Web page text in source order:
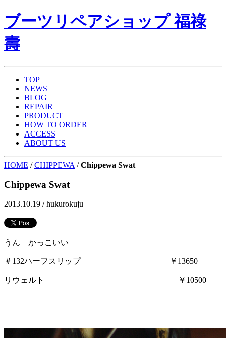
ブーツリペアショップ 福祿
壽
TOP
NEWS
BLOG
REPAIR
PRODUCT
HOW TO ORDER
ACCESS
ABOUT US
HOME /CHIPPEWA /Chippewa Swat
Chippewa Swat
2013.10.19 /hukurokuju
うん かっこいい
＃132ハーフスリップ ￥13650
リウェルト +￥10500